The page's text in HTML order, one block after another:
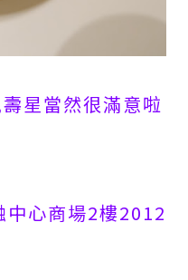
星當然很滿意啦
中心商場2樓2012